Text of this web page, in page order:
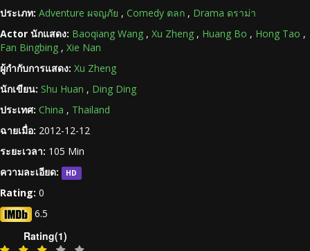
ประเภท: Adventure ผจญภัย , Comedy ตลก , Drama ดราม่า
Actor นักแสดง: Baoqiang Wang , Xu Zheng , Huang Bo , Hong Tao ,
Fan Bingbing , Xie Nan
ผู้กำกับการแสดง: Xu Zheng
นักเขียน: Shu Huan , Ding Ding
ประเทศ: China , Thailand
ฉายเมื่อ: 2012-12-12
ระยะเวลา: 105 Min
ความละเอียด:
HD
Rating: 0
6.5
Rating(1)